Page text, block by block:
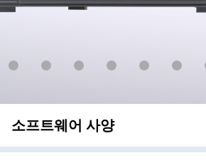
소프트웨어 사양